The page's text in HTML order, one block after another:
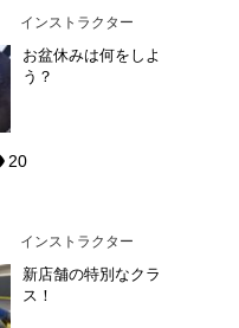
インストラクター
お盆休みは何をしよ
う？
20
インストラクター
新店舗の特別なクラ
ス！